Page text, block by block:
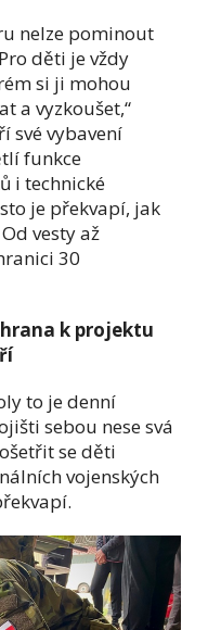
nelze pominout
děti je vždy
si ji mohou
a vyzkoušet,“
své vybavení
funkce
i technické
je překvapí, jak
vesty až
30
k projektu
to je denní
sebou nese svá
se děti
vojenských